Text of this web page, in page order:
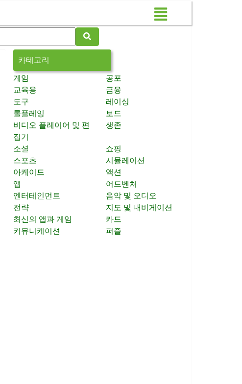
카테고리
게임
공포
교육용
금융
도구
레이싱
롤플레잉
보드
비디오 플레이어 및 편
집기
생존
소셜
쇼핑
스포츠
시뮬레이션
아케이드
액션
앱
어드벤처
엔터테인먼트
음악 및 오디오
전략
지도 및 내비게이션
최신의 앱과 게임
카드
커뮤니케이션
퍼즐